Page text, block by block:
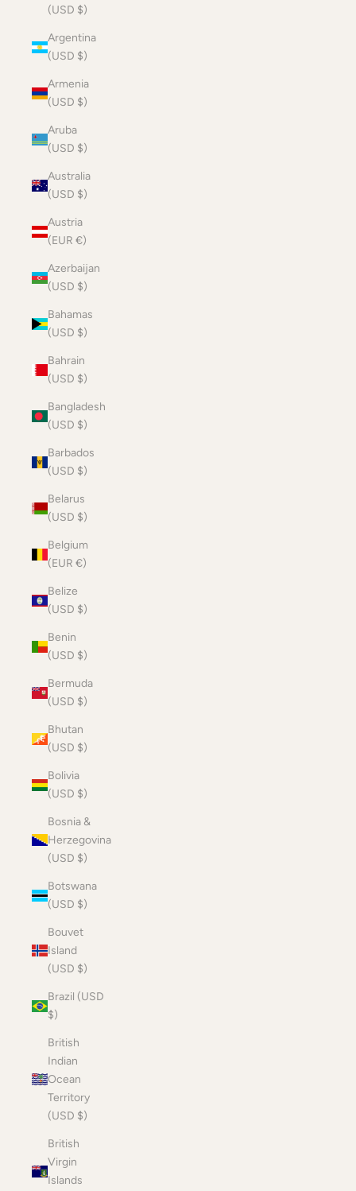
(USD $)
Argentina
(USD $)
Armenia
(USD $)
Aruba
(USD $)
Australia
(USD $)
Austria
(EUR €)
Azerbaijan
(USD $)
Bahamas
(USD $)
Bahrain
(USD $)
Bangladesh
(USD $)
Barbados
(USD $)
Belarus
(USD $)
Belgium
(EUR €)
Belize
(USD $)
Benin
(USD $)
Bermuda
(USD $)
Bhutan
(USD $)
Bolivia
(USD $)
Bosnia &
Herzegovina
(USD $)
Botswana
(USD $)
Bouvet
Island
(USD $)
Brazil (USD
$)
British
Indian
Ocean
Territory
(USD $)
British
Virgin
Islands